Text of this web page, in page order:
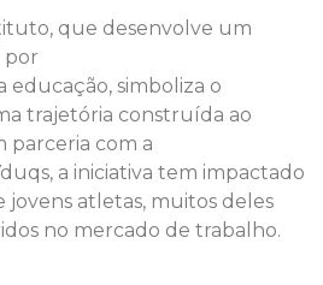
, que desenvolve um
por
educação, simboliza o
trajetória construída ao
parceria com a
a iniciativa tem impactado
jovens atletas, muitos deles
no mercado de trabalho.